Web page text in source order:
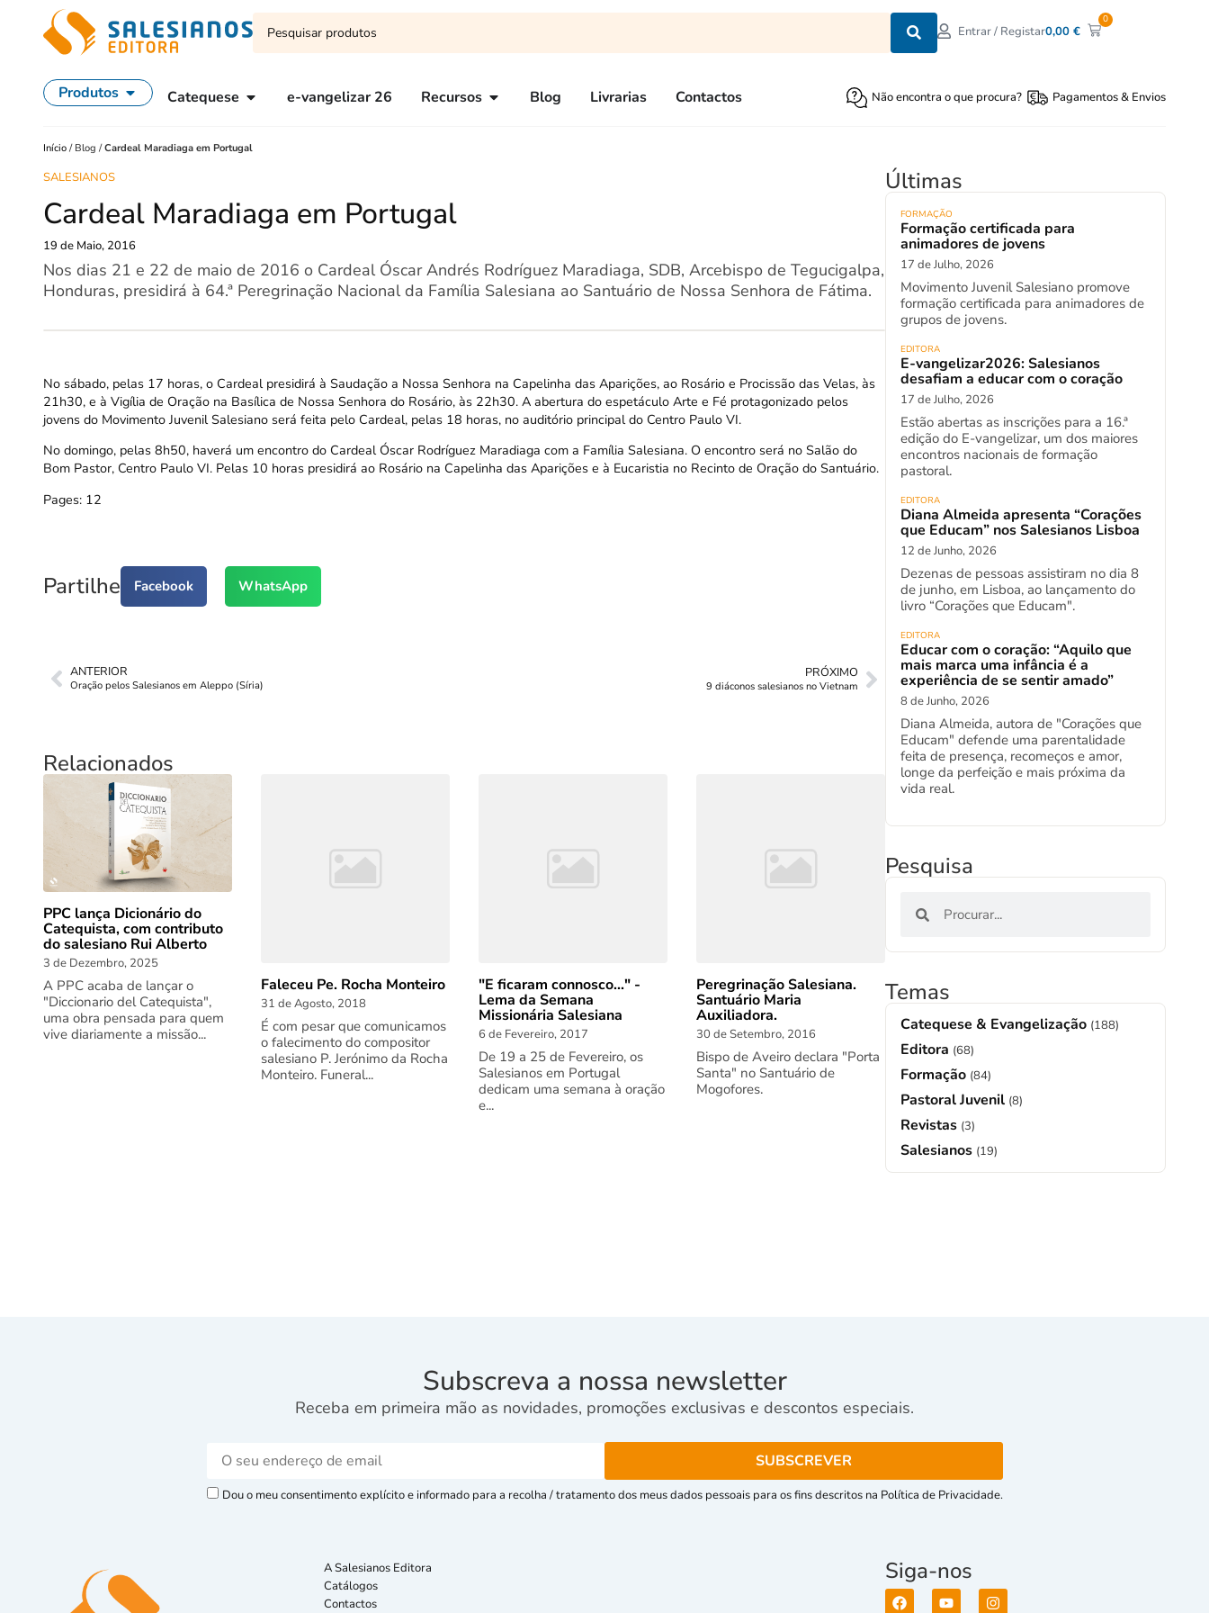
Entrar / Registar0,00€
0
Produtos Catequese e-vangelizar 26 Recursos Blog Livrarias Contactos Não encontra o que procura? Pagamentos & Envios
Início / Blog /Cardeal Maradiaga em Portugal
SALESIANOS
Cardeal Maradiaga em Portugal
19 de Maio, 2016
Nos dias 21 e 22 de maio de 2016 o Cardeal Óscar Andrés Rodríguez Maradiaga, SDB, Arcebispo de Tegucigalpa,
Honduras, presidirá à 64.ª Peregrinação Nacional da Família Salesiana ao Santuário de Nossa Senhora de Fátima.
No sábado, pelas 17 horas, o Cardeal presidirá à Saudação a Nossa Senhora na Capelinha das Aparições, ao Rosário e Procissão das Velas, às
21h30, e à Vigília de Oração na Basílica de Nossa Senhora do Rosário, às 22h30. A abertura do espetáculo Arte e Fé protagonizado pelos
jovens do Movimento Juvenil Salesiano será feita pelo Cardeal, pelas 18 horas, no auditório principal do Centro Paulo VI.
No domingo, pelas 8h50, haverá um encontro do Cardeal Óscar Rodríguez Maradiaga com a Família Salesiana. O encontro será no Salão do
Bom Pastor, Centro Paulo VI. Pelas 10 horas presidirá ao Rosário na Capelinha das Aparições e à Eucaristia no Recinto de Oração do Santuário.
Pages: 12
Partilhe Facebook WhatsApp
ANTERIOR
Oração pelos Salesianos em Aleppo (Síria)
PRÓXIMO
9 diáconos salesianos no Vietnam
Relacionados
PPC lança Dicionário do
Catequista, com contributo
do salesiano Rui Alberto
3 de Dezembro, 2025
A PPC acaba de lançar o
"Diccionario del Catequista",
uma obra pensada para quem
vive diariamente a missão...
Faleceu Pe. Rocha Monteiro
31 de Agosto, 2018
É com pesar que comunicamos
o falecimento do compositor
salesiano P. Jerónimo da Rocha
Monteiro. Funeral...
"E ficaram connosco..." -
Lema da Semana
Missionária Salesiana
6 de Fevereiro, 2017
De 19 a 25 de Fevereiro, os
Salesianos em Portugal
dedicam uma semana à oração
e...
Peregrinação Salesiana.
Santuário Maria
Auxiliadora.
30 de Setembro, 2016
Bispo de Aveiro declara "Porta
Santa" no Santuário de
Mogofores.
Últimas
FORMAÇÃO
Formação certificada para
animadores de jovens
17 de Julho, 2026
Movimento Juvenil Salesiano promove
formação certificada para animadores de
grupos de jovens.
EDITORA
E-vangelizar2026: Salesianos
desafiam a educar com o coração
17 de Julho, 2026
Estão abertas as inscrições para a 16.ª
edição do E-vangelizar, um dos maiores
encontros nacionais de formação
pastoral.
EDITORA
Diana Almeida apresenta “Corações
que Educam” nos Salesianos Lisboa
12 de Junho, 2026
Dezenas de pessoas assistiram no dia 8
de junho, em Lisboa, ao lançamento do
livro “Corações que Educam".
EDITORA
Educar com o coração: “Aquilo que
mais marca uma infância é a
experiência de se sentir amado”
8 de Junho, 2026
Diana Almeida, autora de "Corações que
Educam" defende uma parentalidade
feita de presença, recomeços e amor,
longe da perfeição e mais próxima da
vida real.
Pesquisa
Temas
Catequese & Evangelização (188)
Editora (68)
Formação (84)
Pastoral Juvenil (8)
Revistas (3)
Salesianos (19)
Subscreva a nossa newsletter
Receba em primeira mão as novidades, promoções exclusivas e descontos especiais.
Dou o meu consentimento explícito e informado para a recolha / tratamento dos meus dados pessoais para os fins descritos na Política de Privacidade.
A Salesianos Editora
Catálogos
Contactos
Siga-nos